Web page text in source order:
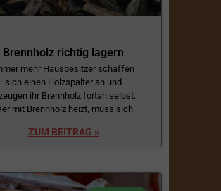
Brennholz richtig lagern
mehr Hausbesitzer schaffen
sich einen Holzspalter an und
ihr Brennholz fortan selbst.
mit Brennholz heizt, muss sich
ZUM BEITRAG »